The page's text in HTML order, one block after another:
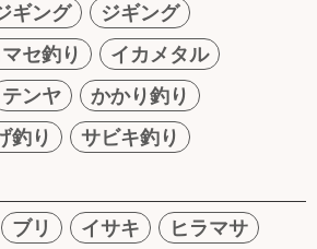
ギング
ジギング
セ釣り
イカメタル
テンヤ
かかり釣り
釣り
サビキ釣り
ブリ イサキ
ヒラマサ